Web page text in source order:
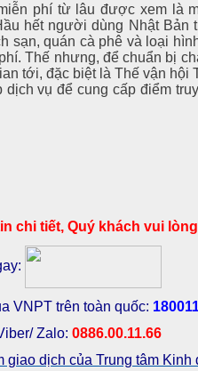
phí từ lâu được xem là
hết người dùng Nhật
sạn, quán cà phê và loại
Thế nhưng, để chuẩn bị
tới, đặc biệt là Thế vận
vụ để cung cấp điểm
chi tiết, Quý khách vui
VNPT trên toàn quốc:
Zalo: 0886.00.11.66
giao dịch của Trung tâm